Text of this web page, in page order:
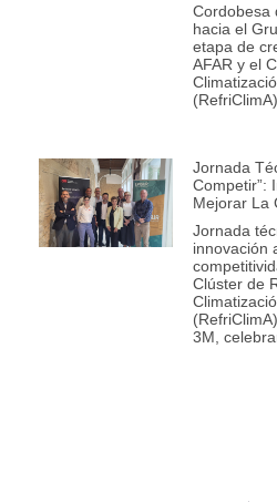
Cordobesa
hacia el
etapa de
AFAR y el
Jornada
Competir”:
Mejorar La
Jornada
innovación
Clúster de
3M,